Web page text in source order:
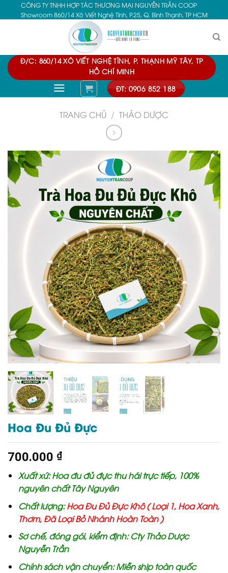
to
CÔNG TY TNHH HỢP TÁC THƯƠNG MẠI NGUYỄN TRẦN COOP
Showroom 860/14 Xô Viết Nghệ Tĩnh, P.25, Q. Bình Thạnh, TP HCM
Đ/C: 860/14 XÔ VIẾT NGHỆ TĨNH, P. THẠNH MỸ TÂY, TP
HỒ CHÍ MINH
ĐT: 0906 852 188
TRANG CHỦ / THẢO DƯỢC
Hoa Đu Đủ Đực
700.000 ₫
Xuất xứ: Hoa đu đủ đực thu hái trực tiếp, 100%
nguyên chất Tây Nguyên
Chất lượng:Hoa Đu Đủ Đực Khô ( Loại 1, Hoa Xanh,
Thơm, Đã Loại Bỏ Nhánh Hoàn Toàn )
Sơ chế, đóng gói, kiểm định: Cty Thảo Dược
Nguyễn Trần
Chính sách vận chuyển: Miễn ship toàn quốc